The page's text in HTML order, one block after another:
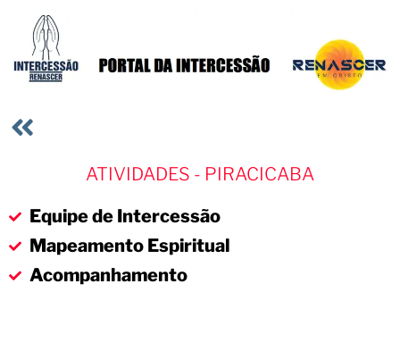
ATIVIDADES - PIRACICABA
Equipe de Intercessão
Mapeamento Espiritual
Acompanhamento